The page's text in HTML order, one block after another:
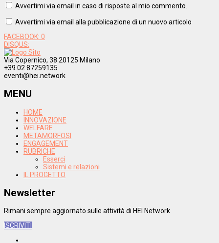
Avvertimi via email in caso di risposte al mio commento.
Avvertimi via email alla pubblicazione di un nuovo articolo
FACEBOOK: 0
DISQUS:
Via Copernico, 38 20125 Milano
+39 02 87259135
eventi@hei.network
MENU
HOME
INNOVAZIONE
WELFARE
METAMORFOSI
ENGAGEMENT
RUBRICHE
Esserci
Sistemi e relazioni
IL PROGETTO
Newsletter
Rimani sempre aggiornato sulle attività di HEI Network
ISCRIVITI